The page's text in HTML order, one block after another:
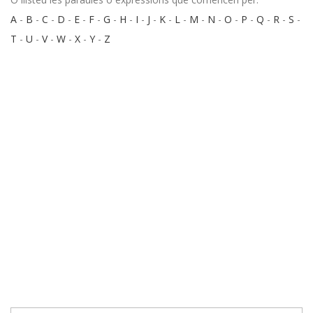
A - B - C - D - E - F - G - H - I - J - K - L - M - N - O - P - Q - R - S -
T - U - V- W - X - Y - Z